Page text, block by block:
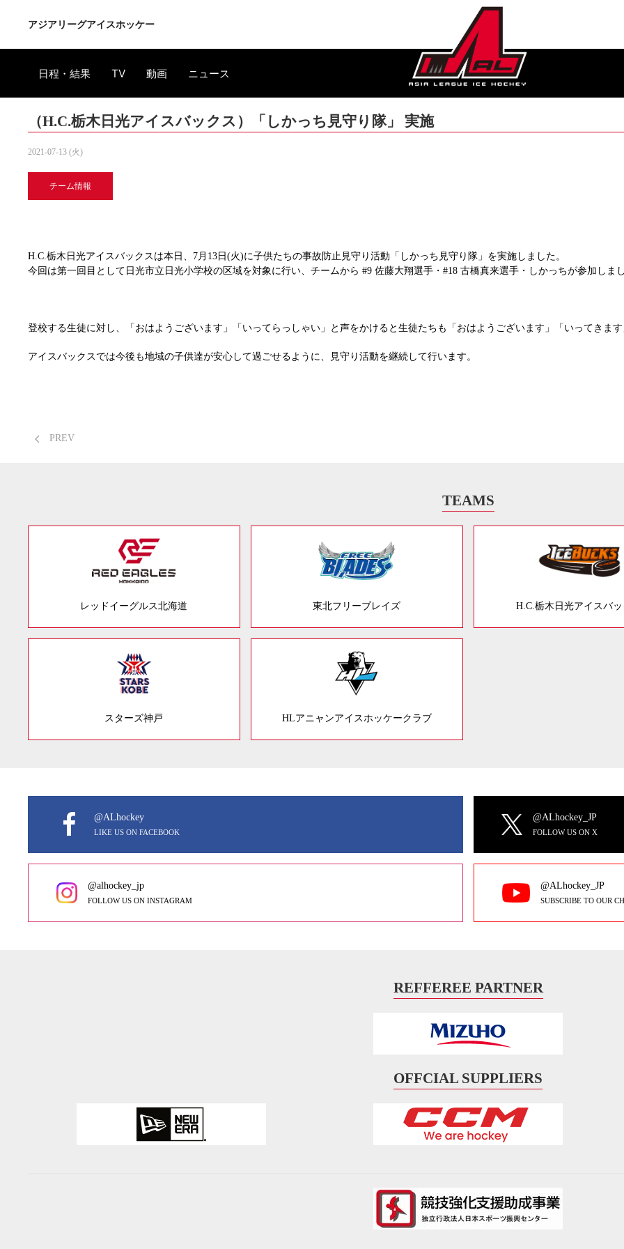
アジアリーグアイスホッケー
日程・結果 TV 動画 ニュース
（H.C.栃木日光アイスバックス）「しかっち見守り隊」 実施
2021-07-13 (火)
チーム情報
H.C.栃木日光アイスバックスは本日、7月13日(火)に子供たちの事故防止見守り活動「しかっち見守り隊」を実施しました。
今回は第一回目として日光市立日光小学校の区域を対象に行い、チームから #9 佐藤大翔選手・#18 古橋真来選手・しかっちが参加しまし
登校する生徒に対し、「おはようございます」「いってらっしゃい」と声をかけると生徒たちも「おはようございます」「いってきま
アイスバックスでは今後も地域の子供達が安心して過ごせるように、見守り活動を継続して行います。
PREV
TEAMS
レッドイーグルス北海道 東北フリーブレイズ H.C.栃木日光アイスバッ
スターズ神戸 HLアニャンアイスホッケークラブ
@ALhockey
LIKE US ON FACEBOOK
@ALhockey_JP
FOLLOW US ON X
@alhockey_jp
FOLLOW US ON INSTAGRAM
@ALhockey_JP
SUBSCRIBE TO OUR
REFFEREE PARTNER
OFFCIAL SUPPLIERS